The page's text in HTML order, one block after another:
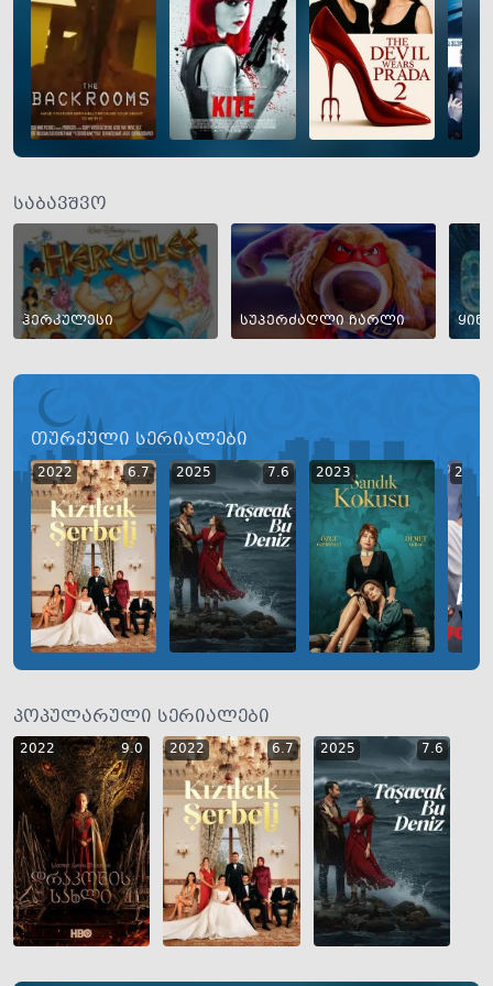
საბავშვო
ჰერკულესი სუპერძაღლი ჩარლი
თურქული სერიალები
2022 6.7 2025 7.6 2023 2023
პოპულარული სერიალები
2022 9.0 2022 6.7 2025 7.6